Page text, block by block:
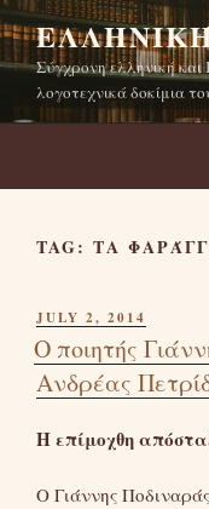
Skip
to
contentΣύγχρονη ελληνική και
λογοτεχνικά δοκίμια
TAG: ΤΑ
POSTED
ON
JULY 2, 2014
Ο ποιητής
Ανδρέας
Η επίμοχθη
Ο Γιάννης